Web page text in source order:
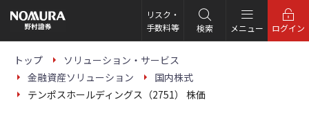
の
ー
リスク・
手数料等
検索 メニュー ログイン
トップ
ソリューション・サービス
金融資産ソリューション
国内株式
テンポスホールディングス（2751） 株価